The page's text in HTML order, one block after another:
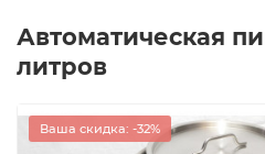
Автоматическая
литров
Ваша скидка: -32%